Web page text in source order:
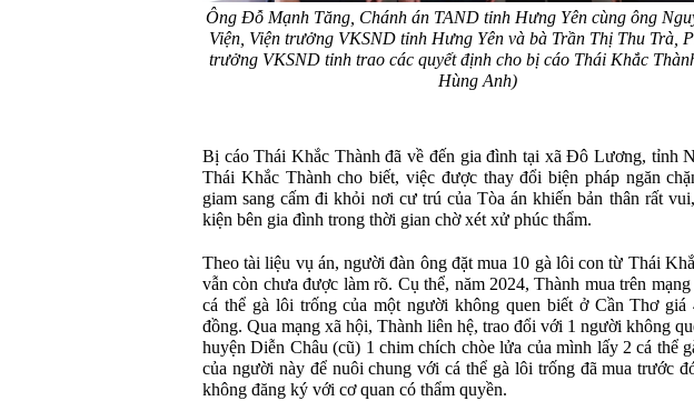
Ông Đỗ Mạnh Tăng, Chánh án TAND tỉnh Hưng Yên cùng ông
Viện, Viện trưởng VKSND tỉnh Hưng Yên và bà Trần Thị Thu Trà,
trưởng VKSND tỉnh trao các quyết định cho bị cáo Thái Khắc
Hùng Anh)
Bị cáo Thái Khắc Thành đã về đến gia đình tại xã Đô Lương, tỉnh
Thái Khắc Thành cho biết, việc được thay đổi biện pháp ngăn
giam sang cấm đi khỏi nơi cư trú của Tòa án khiến bản thân rất
kiện bên gia đình trong thời gian chờ xét xử phúc thẩm.
Theo tài liệu vụ án, người đàn ông đặt mua 10 gà lôi con từ Thái
vẫn còn chưa được làm rõ. Cụ thể, năm 2024, Thành mua trên
cá thể gà lôi trống của một người không quen biết ở Cần Thơ giá
đồng. Qua mạng xã hội, Thành liên hệ, trao đổi với 1 người không
huyện Diễn Châu (cũ) 1 chim chích chòe lửa của mình lấy 2 cá thể
của người này để nuôi chung với cá thể gà lôi trống đã mua trước
không đăng ký với cơ quan có thẩm quyền.